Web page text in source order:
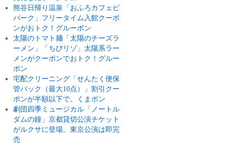
熊谷日帰り温泉「おふろカフェビ
バーク」フリータイム入館クーポ
ンがおトク！グルーポン
太陽のトマト麺「太陽のチーズラ
ーメン」「ちびリゾ」太陽系ラー
メンがクーポンでおトク！グルー
ポン
宅配クリーニング「せんたく便保
管パック（最大10点）」割引クー
ポンが半額以下で。くまポン
劇団四季ミュージカル「ノートル
ダムの鐘」京都貸切公演チケット
がルクサに登場。東京公演は即完
売